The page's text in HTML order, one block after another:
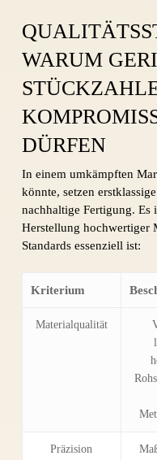
WARUM
DÜRFEN
In einem umkämpften
könnte, setzen
nachhaltige Fertigung. Es
Herstellung hochwertiger
Standards essenziell ist:
Kriterium
Materialqualität
Präzision